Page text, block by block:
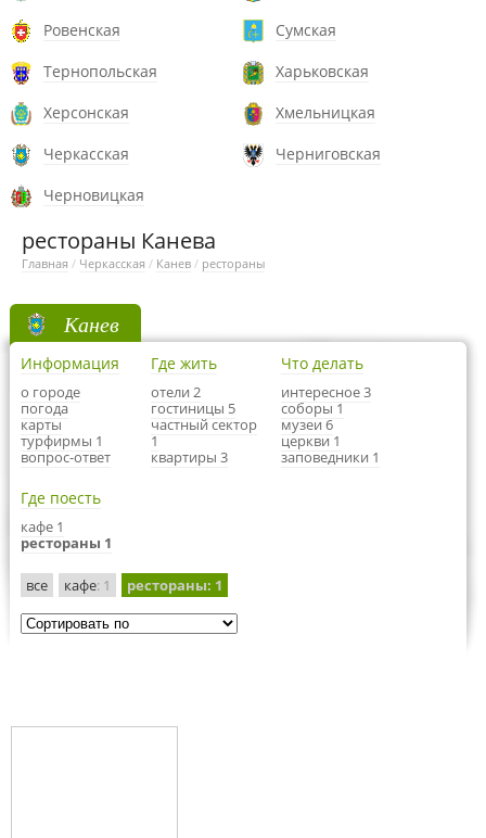
Ровенская
Сумская
Тернопольская
Харьковская
Херсонская
Хмельницкая
Черкасская
Черниговская
Черновицкая
рестораны Канева
Главная / Черкасская / Канев / рестораны
Канев
Информация
о городе
погода
карты
турфирмы 1
вопрос-ответ
Где жить
отели 2
гостиницы 5
частный сектор
1
квартиры 3
Что делать
интересное 3
соборы 1
музеи 6
церкви 1
заповедники 1
Где поесть
кафе 1
рестораны 1
все кафе: 1 рестораны: 1